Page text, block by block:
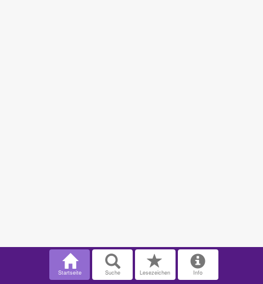
Startseite Suche Lesezeichen Info